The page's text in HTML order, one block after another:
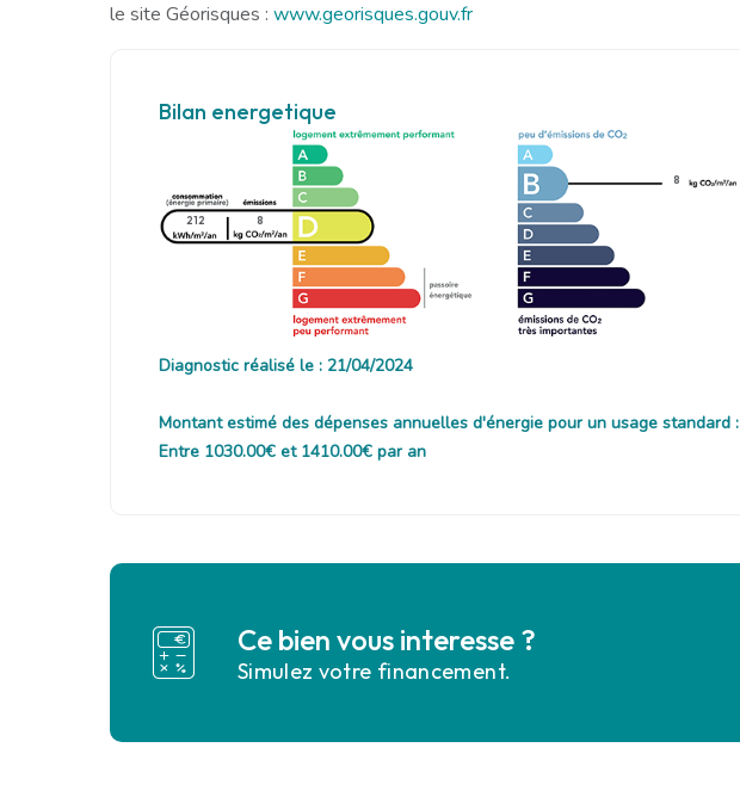
le site Géorisques : www.georisques.gouv.fr
Bilan energetique
212 8
8
Diagnostic réalisé le : 21/04/2024
Montant estimé des dépenses annuelles d'énergie pour un usage standard :
Entre 1030.00€ et 1410.00€ par an
Ce bien vous interesse ?
Simulez votre financement.